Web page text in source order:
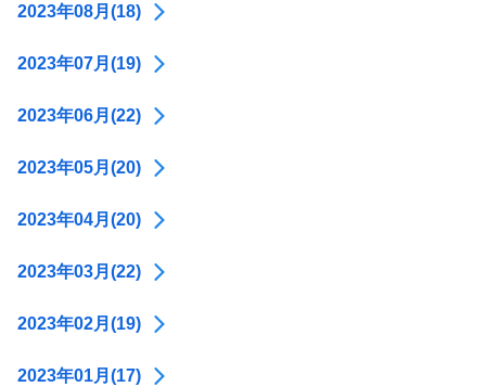
2023年08月(18)
2023年07月(19)
2023年06月(22)
2023年05月(20)
2023年04月(20)
2023年03月(22)
2023年02月(19)
2023年01月(17)